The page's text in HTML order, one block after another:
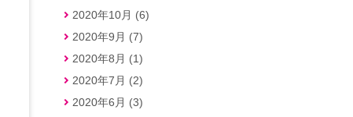
2020年10月 (6)
2020年9月 (7)
2020年8月 (1)
2020年7月 (2)
2020年6月 (3)